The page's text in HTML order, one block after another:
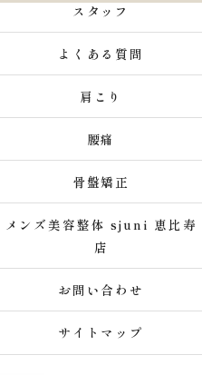
スタッフ
よくある質問
肩こり
腰痛
骨盤矯正
メンズ美容整体 sjuni 恵比寿
店
お問い合わせ
サイトマップ